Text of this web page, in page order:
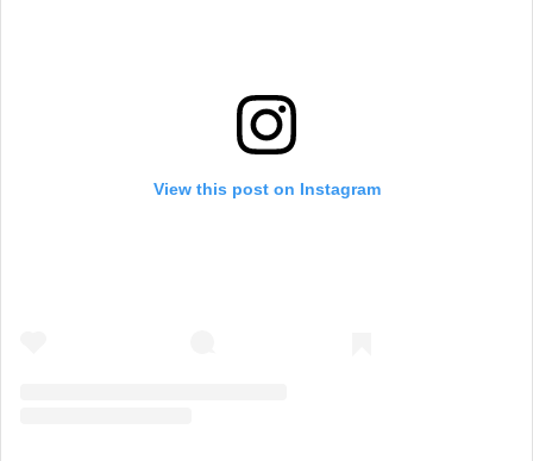
View this post on Instagram